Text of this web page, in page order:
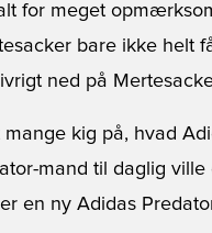
for meget
bare ikke helt
ned på
kig på, hvad
mand til daglig
en ny Adidas